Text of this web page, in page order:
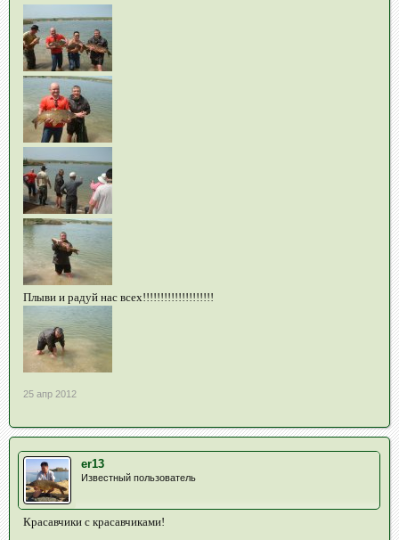
Плыви и радуй нас всех!!!!!!!!!!!!!!!!!!!!
25 апр 2012
er13
Известный пользователь
Красавчики с красавчиками!